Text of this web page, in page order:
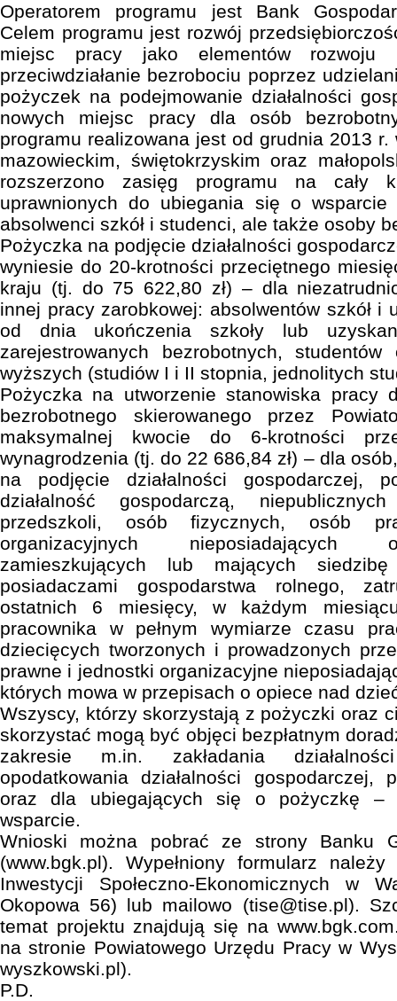
Operatorem programu jest Bank
Celem programu jest rozwój
miejsc pracy jako elementów
przeciwdziałanie bezrobociu poprzez
pożyczek na podejmowanie działalności
nowych miejsc pracy dla osób
programu realizowana jest od grudnia 2013
mazowieckim, świętokrzyskim oraz
rozszerzono zasięg programu na cały
uprawnionych do ubiegania się o
absolwenci szkół i studenci, ale także osoby
Pożyczka na podjęcie działalności
wyniesie do 20-krotności przeciętnego
kraju (tj. do 75 622,80 zł) – dla
innej pracy zarobkowej: absolwentów szkół i
od dnia ukończenia szkoły lub
zarejestrowanych bezrobotnych,
wyższych (studiów I i II stopnia, jednolitych
Pożyczka na utworzenie stanowiska pracy
bezrobotnego skierowanego przez
maksymalnej kwocie do 6-krotności
wynagrodzenia (tj. do 22 686,84 zł) – dla
na podjęcie działalności gospodarczej,
działalność gospodarczą,
przedszkoli, osób fizycznych, osób
organizacyjnych nieposiadających
zamieszkujących lub mających
posiadaczami gospodarstwa rolnego,
ostatnich 6 miesięcy, w każdym
pracownika w pełnym wymiarze czasu
dziecięcych tworzonych i prowadzonych
prawne i jednostki organizacyjne
których mowa w przepisach o opiece nad
Wszyscy, którzy skorzystają z pożyczki oraz
skorzystać mogą być objęci bezpłatnym
zakresie m.in. zakładania
opodatkowania działalności gospodarczej,
oraz dla ubiegających się o pożyczkę –
wsparcie.
Wnioski można pobrać ze strony Banku
(www.bgk.pl). Wypełniony formularz
Inwestycji Społeczno-Ekonomicznych w
Okopowa 56) lub mailowo (tise@tise.pl).
temat projektu znajdują się na
na stronie Powiatowego Urzędu Pracy w
wyszkowski.pl).
P.D.